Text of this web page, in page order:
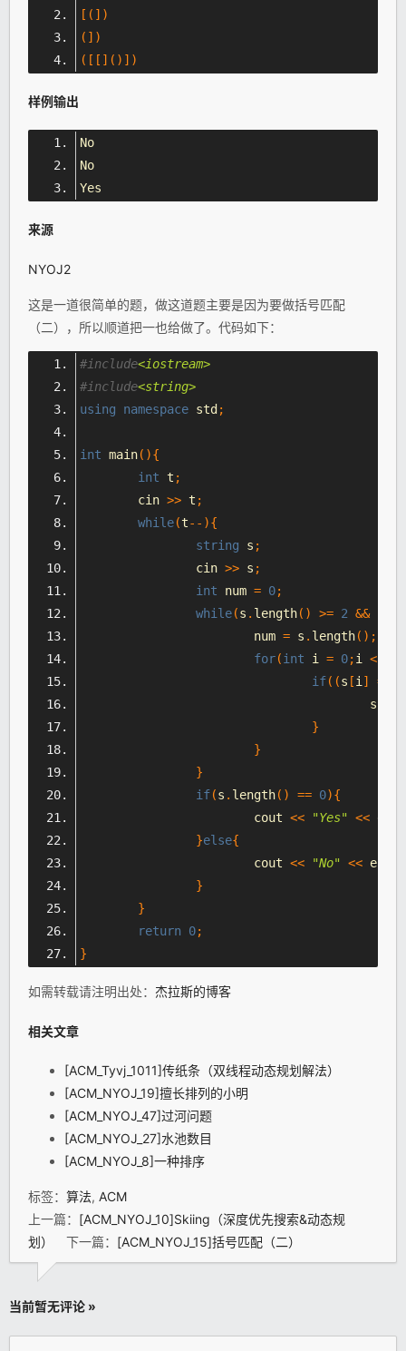
[(])
(])
([[]()])
样例输出
No
No
Yes
来源
NYOJ2
这是一道很简单的题，做这道题主要是因为要做括号匹配
（二），所以顺道把一也给做了。代码如下：
#include<iostream>
#include<string>
using
namespace std ;
int main(){
int t ;
	cin
>> t ;
while(t--){
string s ;
		cin
>> s ;
int num = 0;
while(s . length() >= 2 && num
			num
= s . length();
for(int i = 0;i <
if((s [i ] ==
					s
}
}
}
if(s . length() == 0){
			cout
<< "Yes" <<
}else{
			cout
<< "No" << endl
}
}
return 0;
}
如需转载请注明出处： 杰拉斯的博客
相关文章
[ACM_Tyvj_1011]传纸条（双线程动态规划解法）
[ACM_NYOJ_19]擅长排列的小明
[ACM_NYOJ_47]过河问题
[ACM_NYOJ_27]水池数目
[ACM_NYOJ_8]一种排序
标签： 算法, ACM
上一篇： [ACM_NYOJ_10]Skiing（深度优先搜索&动态规
划）
下一篇： [ACM_NYOJ_15]括号匹配（二）
当前暂无评论 »